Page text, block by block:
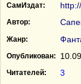
СамИздат:
Автор:
Жанр:
Опубликован:
Читателей: 3